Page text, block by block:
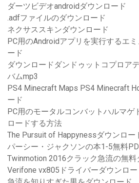
ダーツビデオandroidダウンロード
.adfファイルのダウンロード
ネクサススキンダウンロード
PC用のAndroidアプリを実行するエ
ード
ダウンロードダンドゥットコプロア
バムmp3
PS4 Minecraft Maps PS4 Minecraft
ード
PC用のモータルコンバットハルマゲ
ロードする方法
The Pursuit of Happynessダウンロー
パーシー・ジャクソンの本1-5無料
Twinmotion 2016クラック急流の無料
Verifone vx805ドライバーダウンロ